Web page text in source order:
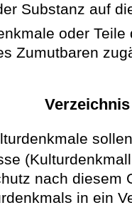
Substanz auf
oder
Zumutbaren
nach diesem
in ein